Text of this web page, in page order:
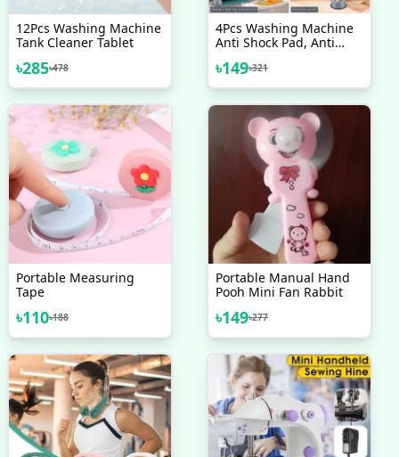
12Pcs Washing Machine
Tank Cleaner Tablet
৳285৳478
4Pcs Washing Machine
Anti Shock Pad, Anti
Washing Machine
৳149৳321
Portable Measuring
Tape
৳110৳188
Portable Manual Hand
Pooh Mini Fan Rabbit
৳149৳277